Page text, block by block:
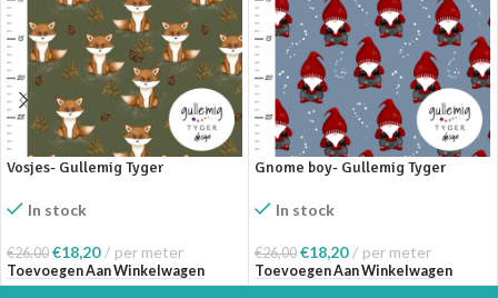
Vosjes- Gullemig Tyger
In stock
€26,00 €18,20 per meter
Toevoegen Aan Winkelwagen
Gnome boy- Gullemig Tyger
In stock
€26,00 €18,20 per meter
Toevoegen Aan Winkelwagen